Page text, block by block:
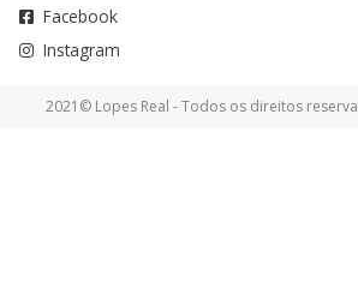
Facebook
Instagram
2021© Lopes Real - Todos os direitos